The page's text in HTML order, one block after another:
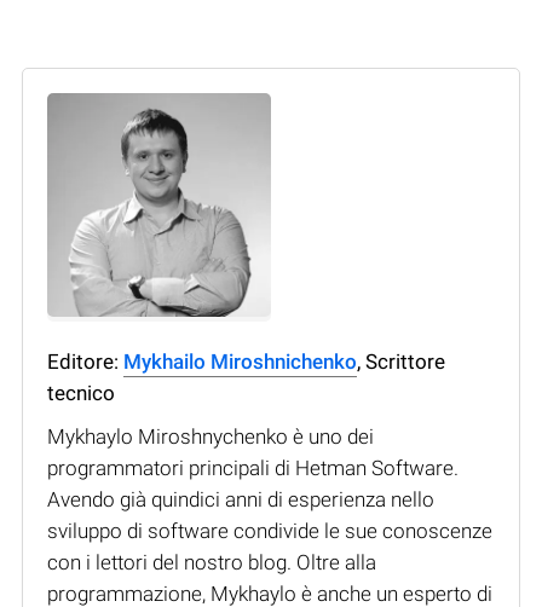
Editore: Mykhailo Miroshnichenko, Scrittore
tecnico
Mykhaylo Miroshnychenko è uno dei
programmatori principali di Hetman Software.
Avendo già quindici anni di esperienza nello
sviluppo di software condivide le sue conoscenze
con i lettori del nostro blog. Oltre alla
programmazione, Mykhaylo è anche un esperto di